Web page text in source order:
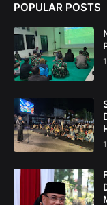
POPULAR POSTS